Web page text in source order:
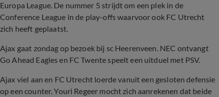
Europa League. De nummer 5 strijdt om een plek in de
Conference League in de play-offs waarvoor ook FC Utrecht
zich heeft geplaatst.
Ajax gaat zondag op bezoek bij sc Heerenveen. NEC ontvangt
Go Ahead Eagles en FC Twente speelt een uitduel met PSV.
Ajax viel aan en FC Utrecht loerde vanuit een gesloten defensie
op een counter. Youri Regeer mocht zich aanrekenen dat beide